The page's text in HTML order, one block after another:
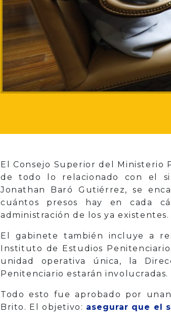
El Consejo Superior del Ministerio
de todo lo relacionado con el
Jonathan Baró Gutiérrez, se
cuántos presos hay en cada
administración de los ya existentes.
El gabinete también incluye a
Instituto de Estudios
unidad operativa única, la
Penitenciario estarán involucradas.
Todo esto fue aprobado por
Brito. El objetivo: asegurar que el